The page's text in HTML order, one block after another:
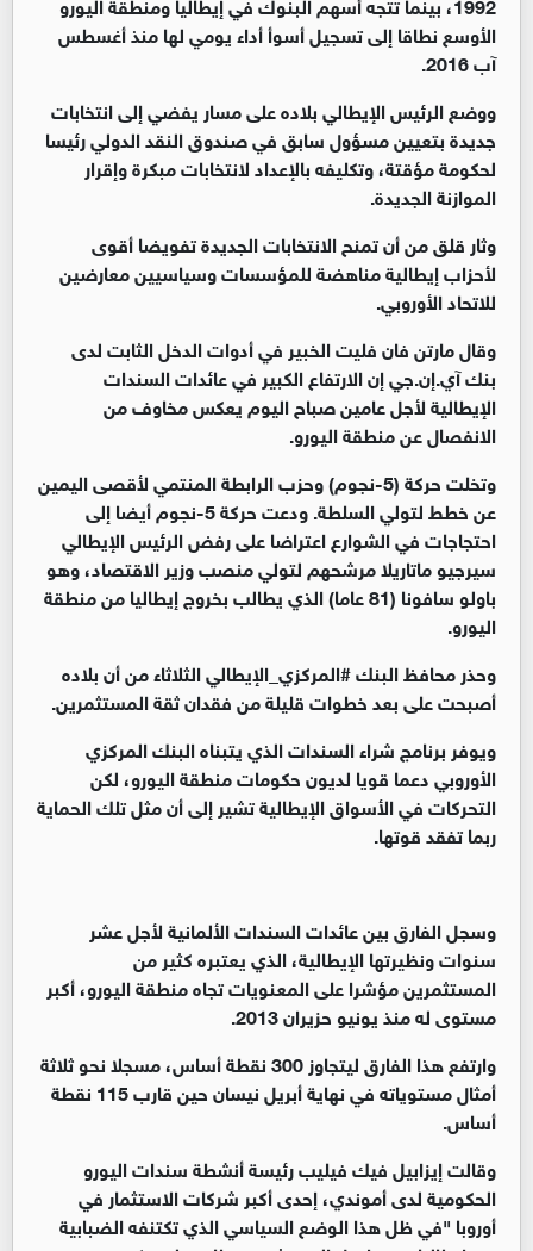
الأوسع نطاقا إلى تسجيل أسوأ أداء يومي لها منذ أغسطس
آب 2016.
ووضع الرئيس الإيطالي بلاده على مسار يفضي إلى انتخابات
جديدة بتعيين مسؤول سابق في صندوق النقد الدولي رئيسا
لحكومة مؤقتة، وتكليفه بالإعداد لانتخابات مبكرة وإقرار
الموازنة الجديدة.
وثار قلق من أن تمنح الانتخابات الجديدة تفويضا أقوى
لأحزاب إيطالية مناهضة للمؤسسات وسياسيين معارضين
للاتحاد الأوروبي.
وقال مارتن فان فليت الخبير في أدوات الدخل الثابت لدى
بنك آي.إن.جي إن الارتفاع الكبير في عائدات السندات
الإيطالية لأجل عامين صباح اليوم يعكس مخاوف من
الانفصال عن منطقة اليورو.
وتخلت حركة (5-نجوم) وحزب الرابطة المنتمي لأقصى اليمين
عن خطط لتولي السلطة. ودعت حركة 5-نجوم أيضا إلى
احتجاجات في الشوارع اعتراضا على رفض الرئيس الإيطالي
سيرجيو ماتاريلا مرشحهم لتولي منصب وزير الاقتصاد، وهو
باولو سافونا (81 عاما) الذي يطالب بخروج إيطاليا من منطقة
اليورو.
وحذر محافظ البنك #المركزي_الإيطالي الثلاثاء من أن بلاده
أصبحت على بعد خطوات قليلة من فقدان ثقة المستثمرين.
ويوفر برنامج شراء السندات الذي يتبناه البنك المركزي
الأوروبي دعما قويا لديون حكومات منطقة اليورو، لكن
التحركات في الأسواق الإيطالية تشير إلى أن مثل تلك الحماية
ربما تفقد قوتها.
وسجل الفارق بين عائدات السندات الألمانية لأجل عشر
سنوات ونظيرتها الإيطالية، الذي يعتبره كثير من
المستثمرين مؤشرا على المعنويات تجاه منطقة اليورو، أكبر
مستوى له منذ يونيو حزيران 2013.
وارتفع هذا الفارق ليتجاوز 300 نقطة أساس، مسجلا نحو ثلاثة
أمثال مستوياته في نهاية أبريل نيسان حين قارب 115 نقطة
أساس.
وقالت إيزابيل فيك فيليب رئيسة أنشطة سندات اليورو
الحكومية لدى أموندي، إحدى أكبر شركات الاستثمار في
أوروبا "في ظل هذا الوضع السياسي الذي تكتنفه الضبابية